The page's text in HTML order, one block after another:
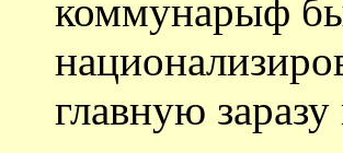
коммунарыф
главную